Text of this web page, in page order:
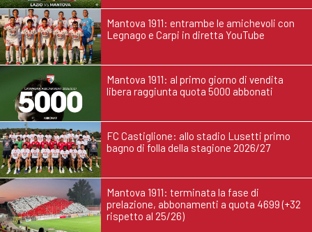
Mantova 1911: entrambe le amichevoli con
Legnago e Carpi in diretta YouTube
Mantova 1911: al primo giorno di vendita
libera raggiunta quota 5000 abbonati
FC Castiglione: allo stadio Lusetti primo
bagno di folla della stagione 2026/27
Mantova 1911: terminata la fase di
prelazione, abbonamenti a quota 4699 (+32
rispetto al 25/26)